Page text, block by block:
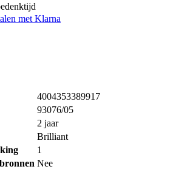
met Klarna
4004353389917
93076/05
2 jaar
Brilliant
1
Nee